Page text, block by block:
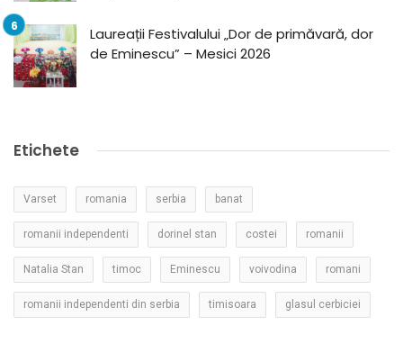
Laureații Festivalului „Dor de primăvară, dor
de Eminescu” – Mesici 2026
Etichete
Varset romania serbia banat
romanii independenti dorinel stan costei romanii
Natalia Stan timoc Eminescu voivodina romani
romanii independenti din serbia timisoara glasul cerbiciei